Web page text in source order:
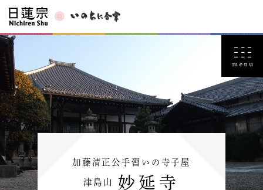
加藤清正公手習いの寺子屋
津島山 妙延寺